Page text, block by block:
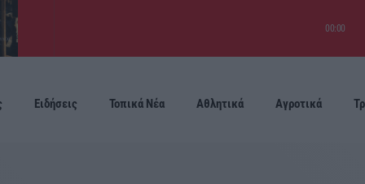
00:00
Ειδήσεις Τοπικά Νέα Αθλητικά Αγροτικά